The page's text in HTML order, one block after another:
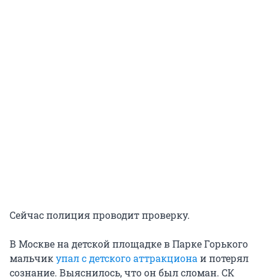
Сейчас полиция проводит проверку.
В Москве на детской площадке в Парке Горького
мальчикупал с детского аттракционаи потерял
сознание. Выяснилось, что он был сломан. СК